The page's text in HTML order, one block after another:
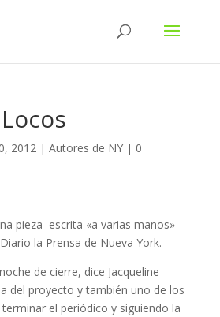
2012| Autores de NY| 0
pieza escrita «a varias manos»
la Prensa de Nueva York.
de cierre, dice Jacqueline
del proyecto y también uno de los
el periódico y siguiendo la